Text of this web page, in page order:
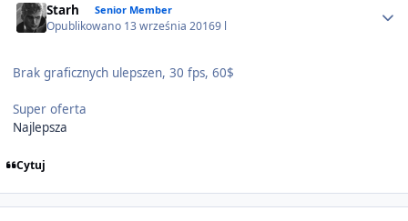
Starh Senior Member
Opublikowano 13 września 20169 l
Brak graficznych ulepszen, 30 fps, 60$
Super oferta
Najlepsza
Cytuj